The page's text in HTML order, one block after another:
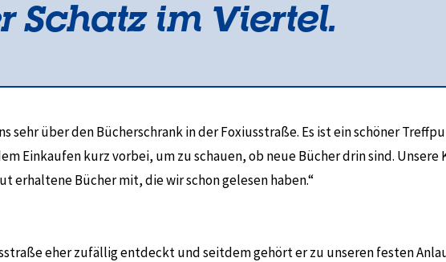
Schatz im Viertel.
sehr über den Bücherschrank in der Foxiusstraße. Es ist ein schöner
Einkaufen kurz vorbei, um zu schauen, ob neue Bücher drin sind.
erhaltene Bücher mit, die wir schon gelesen haben.“
eher zufällig entdeckt und seitdem gehört er zu unseren festen